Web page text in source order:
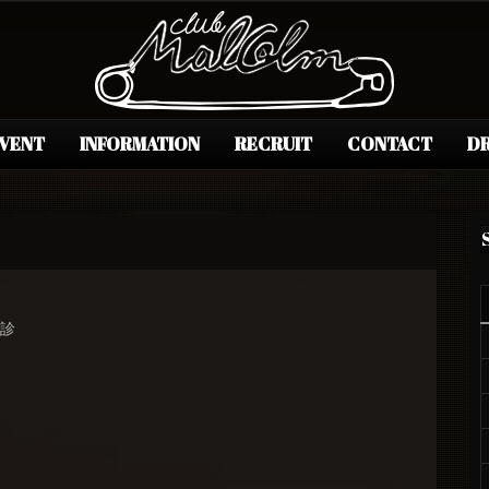
INFORMATION RECRUIT CONTACT